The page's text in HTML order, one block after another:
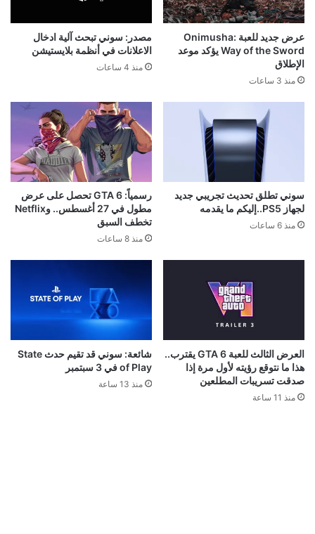
عرض جديد للعبة Onimusha:
Way of the Sword يؤكد موعد
الإطلاق
منذ 3 ساعات
مصدر: سوني تبحث آلية ادخال
الاعلانات في أنظمة بلايستيشن
منذ 4 ساعات
سوني تطلق تحديث تجريبي جديد
لجهاز PS5..إليكم ما يقدمه
منذ 6 ساعات
رسمياً: GTA 6 تحصل على عرض
مطول في 27 أغسطس.. وNetflix
تخطف السبق
منذ 8 ساعات
العرض الثالث للعبة GTA 6 يقترب..
هذا ما نتوقع رؤيته لأول مرة إذا
صدقت تسريبات المطلعين
منذ 11 ساعة
شائعة: سوني قد تقيم حدث State
of Play في 3 سبتمبر
منذ 13 ساعة